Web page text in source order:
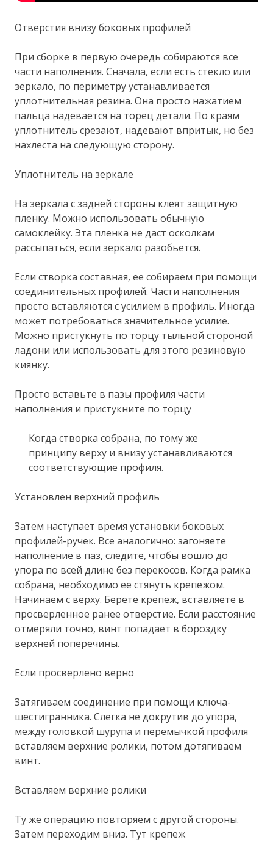
Отверстия внизу боковых профилей
При сборке в первую очередь собираются все
части наполнения. Сначала, если есть стекло или
зеркало, по периметру устанавливается
уплотнительная резина. Она просто нажатием
пальца надевается на торец детали. По краям
уплотнитель срезают, надевают впритык, но без
нахлеста на следующую сторону.
Уплотнитель на зеркале
На зеркала с задней стороны клеят защитную
пленку. Можно использовать обычную
самоклейку. Эта пленка не даст осколкам
рассыпаться, если зеркало разобьется.
Если створка составная, ее собираем при помощи
соединительных профилей. Части наполнения
просто вставляются с усилием в профиль. Иногда
может потребоваться значительное усилие.
Можно пристукнуть по торцу тыльной стороной
ладони или использовать для этого резиновую
киянку.
Просто вставьте в пазы профиля части
наполнения и пристукните по торцу
Когда створка собрана, по тому же
принципу верху и внизу устанавливаются
соответствующие профиля.
Установлен верхний профиль
Затем наступает время установки боковых
профилей-ручек. Все аналогично: загоняете
наполнение в паз, следите, чтобы вошло до
упора по всей длине без перекосов. Когда рамка
собрана, необходимо ее стянуть крепежом.
Начинаем с верху. Берете крепеж, вставляете в
просверленное ранее отверстие. Если расстояние
отмеряли точно, винт попадает в бороздку
верхней поперечины.
Если просверлено верно
Затягиваем соединение при помощи ключа-
шестигранника. Слегка не докрутив до упора,
между головкой шурупа и перемычкой профиля
вставляем верхние ролики, потом дотягиваем
винт.
Вставляем верхние ролики
Ту же операцию повторяем с другой стороны.
Затем переходим вниз. Тут крепеж